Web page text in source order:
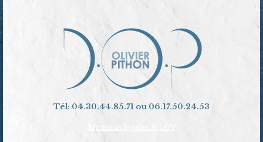
Tél: 04.30.44.85.71 ou 06.17.50.24.53
Mentions légales & CGV